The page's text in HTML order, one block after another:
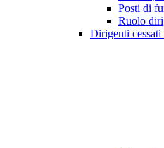
Posti di
Ruolo
Dirigenti cessati